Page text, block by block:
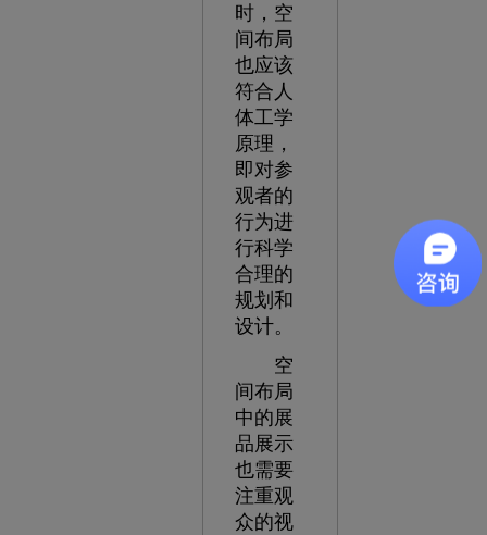
时，空
间布局
也应该
符合人
体工学
原理，
即对参
观者的
行为进
行科学
合理的
规划和
设计。
空
间布局
中的展
品展示
也需要
注重观
众的视